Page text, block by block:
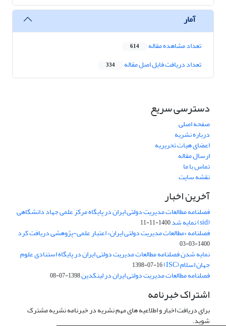
آمار
تعداد مشاهده مقاله 614
تعداد دریافت فایل اصل مقاله 334
دسترسی سریع
صفحه اصلی
درباره نشریه
اعضای هیات تحریریه
ارسال مقاله
تماس با ما
نقشه سایت
آخرین اخبار
فصلنامه مطالعات مدیریت دولتی ایران در پایگاه مرکز علمی جهاد دانشگاهی
(sid) نمایه شد 1400-11-11
فصلنامه «مطالعات مدیریت دولتی ایران» اعتبار علمی-پژوهشی دریافت کرد
1400-03-03
نمایه شدن فصلنامه مطالعات مدیریت دولتی ایران در پایگاه استنادی علوم
جهان اسلام (ISC) 1398-07-16
فصلنامه مطالعات مدیریت دولتی ایران در لینکدین1398-07-08
اشتراک خبرنامه
برای دریافت اخبار و اطلاعیه های مهم نشریه در خبرنامه نشریه مشترک
شوید.